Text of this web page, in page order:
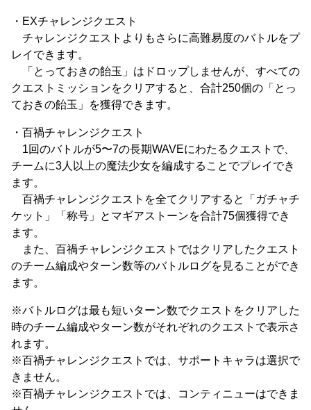
・EXチャレンジクエスト
チャレンジクエストよりもさらに高難易度のバトルをプ
レイできます。
「とっておきの飴玉」はドロップしませんが、すべての
クエストミッションをクリアすると、合計250個の「とっ
ておきの飴玉」を獲得できます。
・百禍チャレンジクエスト
1回のバトルが5〜7の長期WAVEにわたるクエストで、
チームに3人以上の魔法少女を編成することでプレイでき
ます。
百禍チャレンジクエストを全てクリアすると「ガチャチ
ケット」「称号」とマギアストーンを合計75個獲得でき
ます。
また、百禍チャレンジクエストではクリアしたクエスト
のチーム編成やターン数等のバトルログを見ることができ
ます。
※バトルログは最も短いターン数でクエストをクリアした
時のチーム編成やターン数がそれぞれのクエストで表示さ
れます。
※百禍チャレンジクエストでは、サポートキャラは選択で
きません。
※百禍チャレンジクエストでは、コンティニューはできま